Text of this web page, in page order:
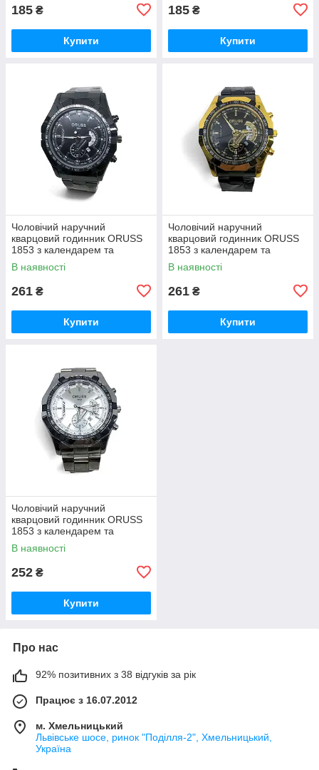
185 ₴
Купити
185 ₴
Купити
Чоловічий наручний
кварцовий годинник ORUSS
1853 з календарем та
металевим браслетом
MD26BB гурт
В наявності
261 ₴
Купити
Чоловічий наручний
кварцовий годинник ORUSS
1853 з календарем та
металевим браслетом
MD26BG гурт
В наявності
261 ₴
Купити
Чоловічий наручний
кварцовий годинник ORUSS
1853 з календарем та
металевим браслетом гурт
В наявності
252 ₴
Купити
Про нас
92% позитивних з 38 відгуків за рік
Працює з 16.07.2012
м. Хмельницький
Львівське шосе, ринок "Поділля-2", Хмельницький,
Україна